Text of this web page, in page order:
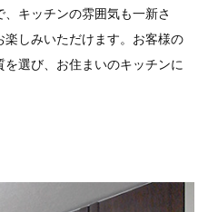
キッチンの雰囲気も一新さ
しみいただけます。お客様の
選び、お住まいのキッチンに